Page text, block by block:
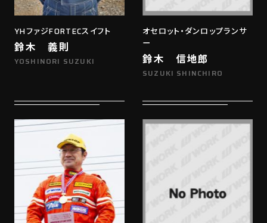
YHファジFORTECスイフト
鈴木 義則
YOSHINORI SUZUKI
オセロット・ダンロップランサ
ー
鈴木 信地郎
SUZUKI SHINCHIRO